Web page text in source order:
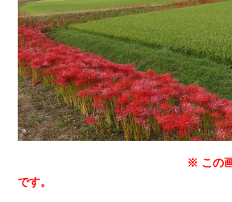
※ この画像は令和
です。